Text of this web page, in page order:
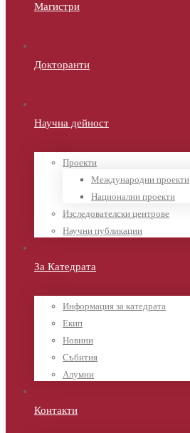
Магистри
Докторанти
Научна дейност
Проекти
Международни проекти
Национални проекти
Изследователски центрове
Научни публикации
За Катедрата
Информация за катедрата
Екип
Новини
Събития
Алумни
Контакти